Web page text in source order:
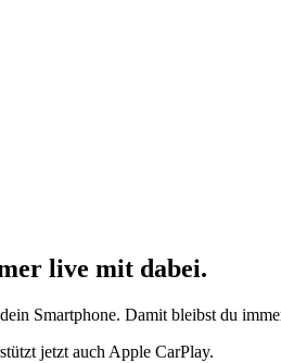
live mit dabei.
Smartphone. Damit bleibst du
jetzt auch Apple CarPlay.